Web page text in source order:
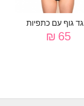
גוף עם כתפיות
65 ₪